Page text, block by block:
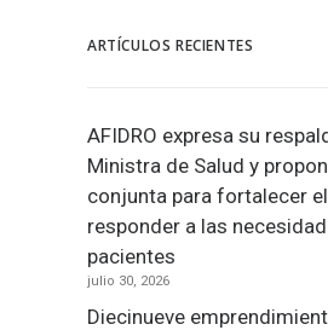
ARTÍCULOS RECIENTES
AFIDRO expresa su
Ministra de Salud y
conjunta para fortalecer
responder a las
pacientes
julio 30, 2026
Diecinueve